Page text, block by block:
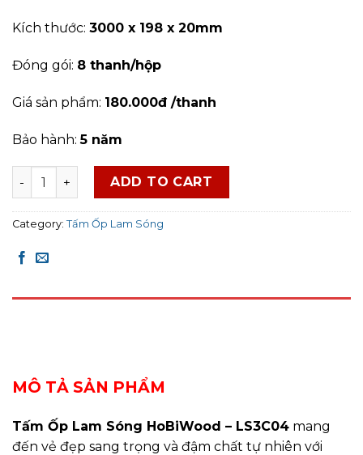
Kích thước: 3000 x 198 x 20mm
Đóng gói: 8 thanh/hộp
Giá sản phẩm: 180.000đ /thanh
Bảo hành:5 năm
Tấm Ốp Lam Sóng HoBiWood - LS3C04 quantity
ADD TO CART
Category: Tấm Ốp Lam Sóng
MÔ TẢ SẢN PHẨM
Tấm Ốp Lam Sóng HoBiWood – LS3C04 mang
đến vẻ đẹp sang trọng và đậm chất tự nhiên với